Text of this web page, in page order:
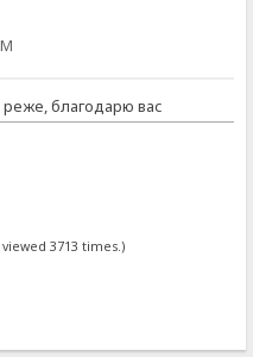
реже, благодарю вас
viewed 3713 times.)